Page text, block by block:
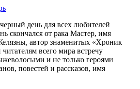
день для всех любителей
скончался от рака Мастер, имя
автор знаменитых «Хроник
всего мира встречу
и не только героями
повестей и рассказов, имя